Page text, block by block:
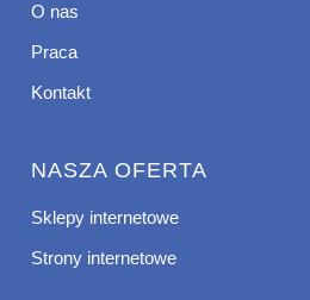
O nas
Praca
Kontakt
NASZA OFERTA
Sklepy internetowe
Strony internetowe